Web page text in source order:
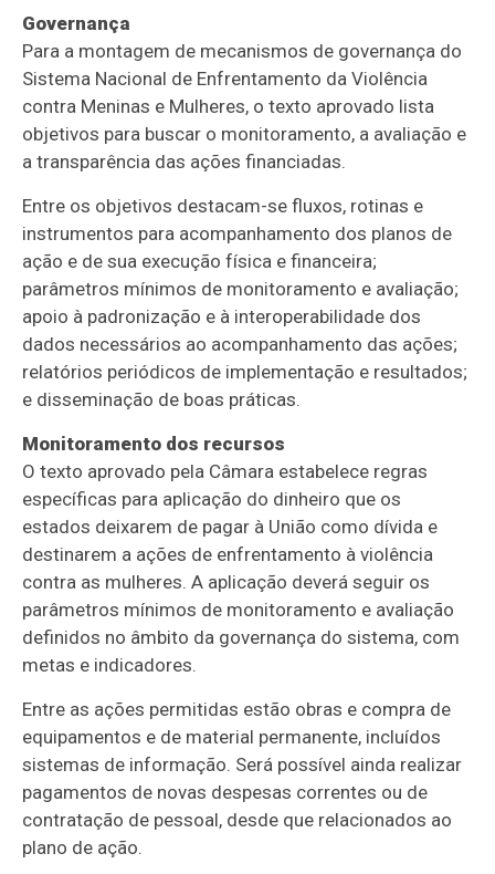
Governança
Para a montagem de mecanismos de governança do
Sistema Nacional de Enfrentamento da Violência
contra Meninas e Mulheres, o texto aprovado lista
objetivos para buscar o monitoramento, a avaliação e
a transparência das ações financiadas.
Entre os objetivos destacam-se fluxos, rotinas e
instrumentos para acompanhamento dos planos de
ação e de sua execução física e financeira;
parâmetros mínimos de monitoramento e avaliação;
apoio à padronização e à interoperabilidade dos
dados necessários ao acompanhamento das ações;
relatórios periódicos de implementação e resultados;
e disseminação de boas práticas.
Monitoramento dos recursos
O texto aprovado pela Câmara estabelece regras
específicas para aplicação do dinheiro que os
estados deixarem de pagar à União como dívida e
destinarem a ações de enfrentamento à violência
contra as mulheres. A aplicação deverá seguir os
parâmetros mínimos de monitoramento e avaliação
definidos no âmbito da governança do sistema, com
metas e indicadores.
Entre as ações permitidas estão obras e compra de
equipamentos e de material permanente, incluídos
sistemas de informação. Será possível ainda realizar
pagamentos de novas despesas correntes ou de
contratação de pessoal, desde que relacionados ao
plano de ação.